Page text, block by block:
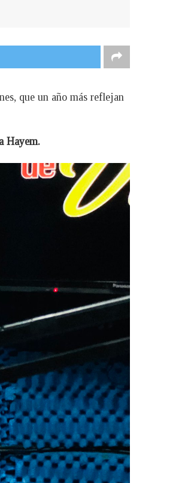
que un año más reflejan
Hayem.